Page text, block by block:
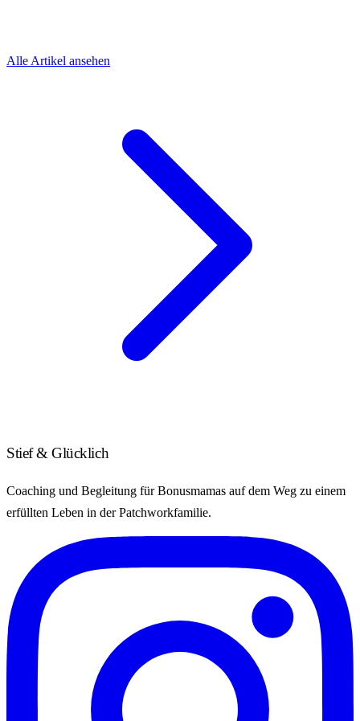
Alle Artikel ansehen
Stief & Glücklich
Coaching und Begleitung für Bonusmamas auf dem Weg zu einem
erfüllten Leben in der Patchworkfamilie.